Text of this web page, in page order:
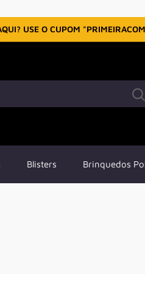
USE O CUPOM
Blisters Brinquedos